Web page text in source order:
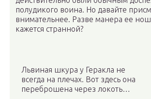
полудикого воина. Но давайте
внимательнее. Разве манера ее
кажется странной?
Львиная шкура у Геракла не
всегда на плечах. Вот здесь она
переброшена через локоть…